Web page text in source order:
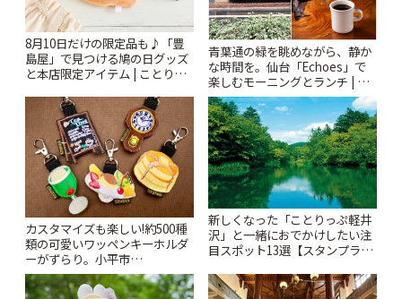
8月10日だけの限定品も♪「豊
島屋」で見つける鳩の日グッズ
と本店限定アイテム | ことりっ
青葉通の緑を眺めながら、静か
な時間を。仙台「Echoes」で
楽しむモーニングとランチ | こ
とりっぷ
カスタマイズも楽しい!約500種
類の可愛いワッペンキーホルダ
ーがずらり。小平市
「Kimamaya T&K」 | ことりっ
ぷ
新しくなった「ことりっぷ軽井
沢」と一緒におでかけしたい注
目スポット13選【スタンプラリ